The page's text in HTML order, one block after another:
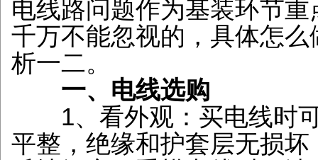
电线路问题作为基装环节
千万不能忽视的，具体怎
析一二。
一、电线选购
1、看外观：买电线时可
平整，绝缘和护套层无损